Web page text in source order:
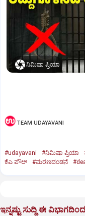
ನಿಮಿಷಾ ಪ್ರಿಯಾ
TEAM UDAYAVANI
#udayavani #ನಿಮಿಷಾ ಪ್ರಿಯಾ
ಕೆಎ ಪೌಲ್
#ಮರಣದಂಡನೆ
ಇನ್ನಷ್ಟು ಸುದ್ದಿ ಈ ವಿಭಾಗದಿಂದ